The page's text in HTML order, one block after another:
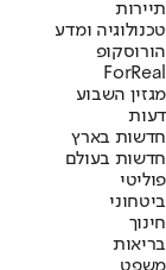
תיירות
טכנולוגיה ומדע
הורוסקופ
ForReal
מגזין השבוע
דעות
חדשות בארץ
חדשות בעולם
פוליטי
ביטחוני
חינוך
בריאות